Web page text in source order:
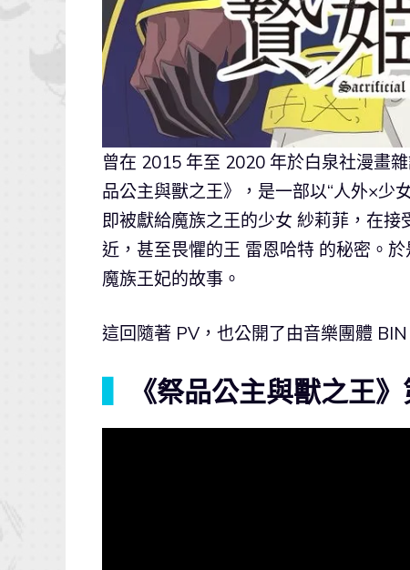
曾在 2015 年至 2020 年於白泉社漫畫
品公主與獸之王》，是一部以“人外×少
即被獻給魔族之王的少女 紗莉菲，在
近，甚至畏懼的王 雷恩哈特 的秘密。
魔族王妃的故事。
這回隨著 PV，也公開了由音樂團體
《祭品公主與獸之王